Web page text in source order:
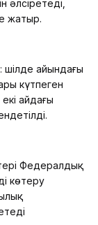
әлсіретеді,
жатыр.
айындағы
күтпеген
айдағы
Федералдық
көтеру